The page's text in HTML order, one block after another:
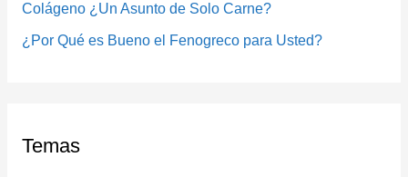
:Colágeno ¿Un Asunto de Solo Carne?
¿Por Qué es Bueno el Fenogreco para Usted?
Temas